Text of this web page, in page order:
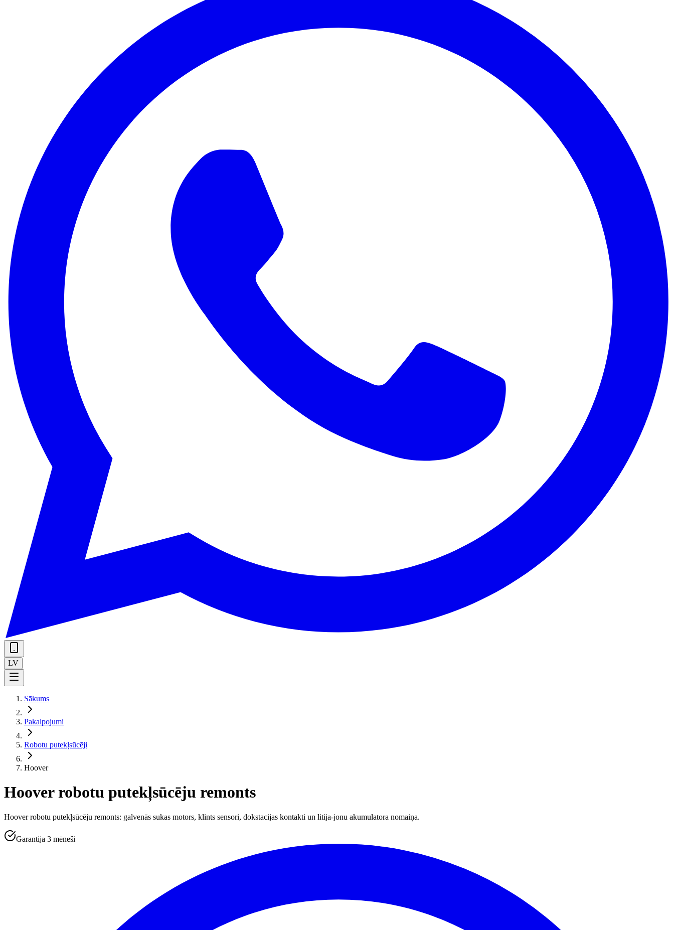
LV
Sākums
Pakalpojumi
Robotu putekļsūcēji
Hoover
Hoover robotu putekļsūcēju remonts
Hoover robotu putekļsūcēju remonts: galvenās sukas motors, klints sensori, dokstacijas kontakti un litija-jonu akumulatora nomaiņa.
Garantija 3 mēneši